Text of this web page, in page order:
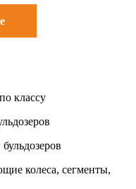
классу
колеса, сегменты,